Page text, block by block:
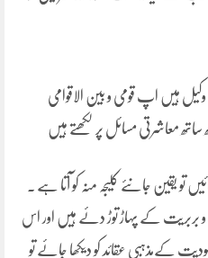
ہیں اپ قومی و بین الاقوامی
ساتھ معاشرتی مسائل پر لکھتے ہیں
تو یقین جانئے کلیجہ منہ کو آتا ہے ۔
بربریت کے پہاڑ توڑ دئے ہیں اور اس
کےمذہبی عقائد کو دیکھا جائے تو